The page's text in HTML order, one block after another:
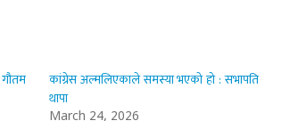
कांग्रेस अल्मलिएकाले समस्या भएको हो : सभापति
थापा
March 24, 2026